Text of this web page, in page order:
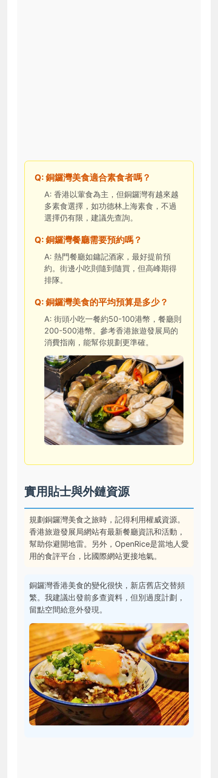
Q: 銅鑼灣美食適合素食者嗎？
A: 香港以葷食為主，但銅鑼灣有越來越
多素食選擇，如功德林上海素食，不過
選擇仍有限，建議先查詢。
Q: 銅鑼灣餐廳需要預約嗎？
A: 熱門餐廳如鏞記酒家，最好提前預
約。街邊小吃則隨到隨買，但高峰期得
排隊。
Q: 銅鑼灣美食的平均預算是多少？
A: 街頭小吃一餐約50-100港幣，餐廳則
200-500港幣。參考香港旅遊發展局的
消費指南，能幫你規劃更準確。
實用貼士與外鏈資源
規劃銅鑼灣美食之旅時，記得利用權威資源。
香港旅遊發展局網站有最新餐廳資訊和活動，
幫助你避開地雷。另外，OpenRice是當地人愛
用的食評平台，比國際網站更接地氣。
銅鑼灣香港美食的變化很快，新店舊店交替頻
繁。我建議出發前多查資料，但別過度計劃，
留點空間給意外發現。